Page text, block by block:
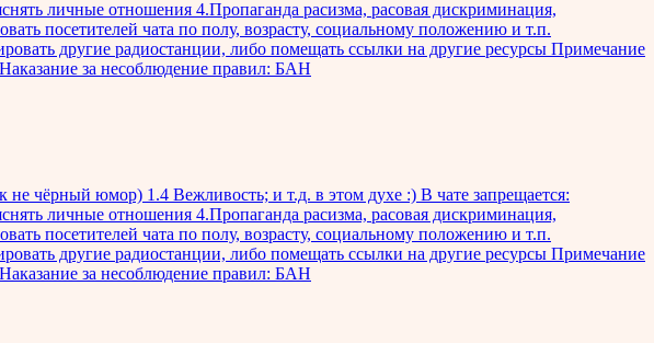
личные отношения 4.Пропаганда расизма, расовая дискриминация,
посетителей чата по полу, возрасту, социальному положению и т.п.
другие радиостанции, либо помещать ссылки на другие ресурсы Примечание
за несоблюдение правил: БАН
чёрный юмор) 1.4 Вежливость; и т.д. в этом духе :) В чате запрещается:
личные отношения 4.Пропаганда расизма, расовая дискриминация,
посетителей чата по полу, возрасту, социальному положению и т.п.
другие радиостанции, либо помещать ссылки на другие ресурсы Примечание
за несоблюдение правил: БАН